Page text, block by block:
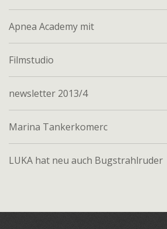
Apnea Academy mit
Filmstudio
newsletter 2013/4
Marina Tankerkomerc
LUKA hat neu auch Bugstrahlruder